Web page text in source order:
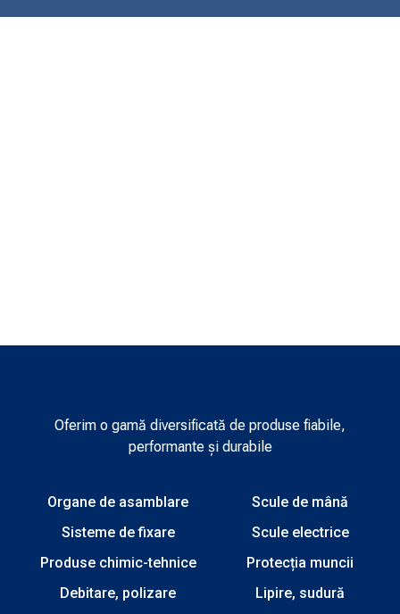
Oferim o gamă diversificată de produse fiabile,
performante și durabile
Organe de asamblare
Sisteme de fixare
Produse chimic-tehnice
Debitare, polizare
Scule de mână
Scule electrice
Protecția muncii
Lipire, sudură